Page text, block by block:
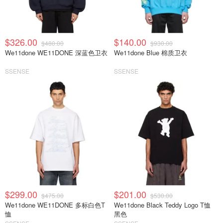
$326.00 $480.00
We11done WE11DONE 深蓝色卫衣
SSENSE
$140.00 $930.00
We11done Blue 棉质卫衣
SSENSE
$299.00 $475.00
We11done WE11DONE 多标白色T
恤
$201.00 $530.00
We11done Black Teddy Logo T恤
黑色